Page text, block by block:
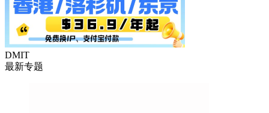
DMIT
最新专题